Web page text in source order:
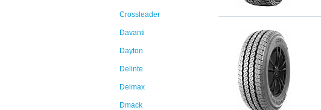
Crossleader
Davanti
Dayton
Delinte
Delmax
Dmack